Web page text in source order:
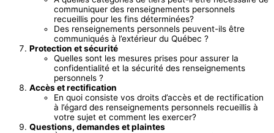
communiquer des renseignements personnels
recueillis pour les fins déterminées?
Des renseignements personnels peuvent-ils être
communiqués à l’extérieur du Québec ?
Protection et sécurité
Quelles sont les mesures prises pour assurer la
confidentialité et la sécurité des renseignements
personnels ?
Accès et rectification
En quoi consiste vos droits d’accès et de rectification
à l’égard des renseignements personnels recueillis à
votre sujet et comment les exercer?
Questions, demandes et plaintes